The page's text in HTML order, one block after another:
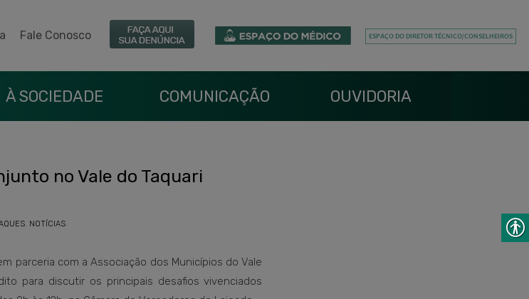
Fale Conosco
À SOCIEDADE COMUNICAÇÃO OUVIDORIA
no Vale do Taquari
, NOTÍCIAS
parceria com a Associação dos Municípios do Vale
para discutir os principais desafios vivenciados